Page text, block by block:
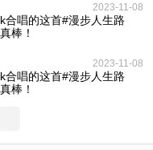
2023-11-08
合唱的这首#漫步人生路
棒！
2023-11-08
合唱的这首#漫步人生路
棒！